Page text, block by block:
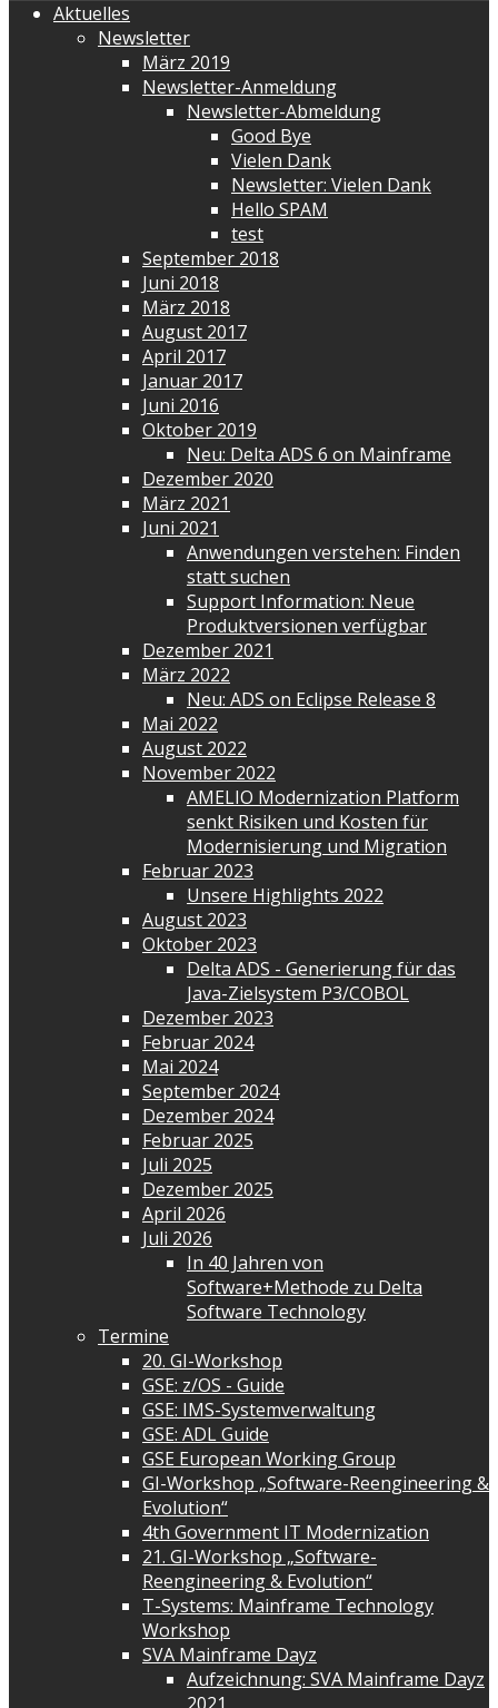
Aktuelles
Newsletter
März 2019
Newsletter-Anmeldung
Newsletter-Abmeldung
Good Bye
Vielen Dank
Newsletter: Vielen Dank
Hello SPAM
test
September 2018
Juni 2018
März 2018
August 2017
April 2017
Januar 2017
Juni 2016
Oktober 2019
Neu: Delta ADS 6 on Mainframe
Dezember 2020
März 2021
Juni 2021
Anwendungen verstehen: Finden
statt suchen
Support Information: Neue
Produktversionen verfügbar
Dezember 2021
März 2022
Neu: ADS on Eclipse Release 8
Mai 2022
August 2022
November 2022
AMELIO Modernization Platform
senkt Risiken und Kosten für
Modernisierung und Migration
Februar 2023
Unsere Highlights 2022
August 2023
Oktober 2023
Delta ADS - Generierung für das
Java-Zielsystem P3/COBOL
Dezember 2023
Februar 2024
Mai 2024
September 2024
Dezember 2024
Februar 2025
Juli 2025
Dezember 2025
April 2026
Juli 2026
In 40 Jahren von
Software+Methode zu Delta
Software Technology
Termine
20. GI-Workshop
GSE: z/OS - Guide
GSE: IMS-Systemverwaltung
GSE: ADL Guide
GSE European Working Group
GI-Workshop „Software-Reengineering &
Evolution“
4th Government IT Modernization
21. GI-Workshop „Software-
Reengineering & Evolution“
T-Systems: Mainframe Technology
Workshop
SVA Mainframe Dayz
Aufzeichnung: SVA Mainframe Dayz